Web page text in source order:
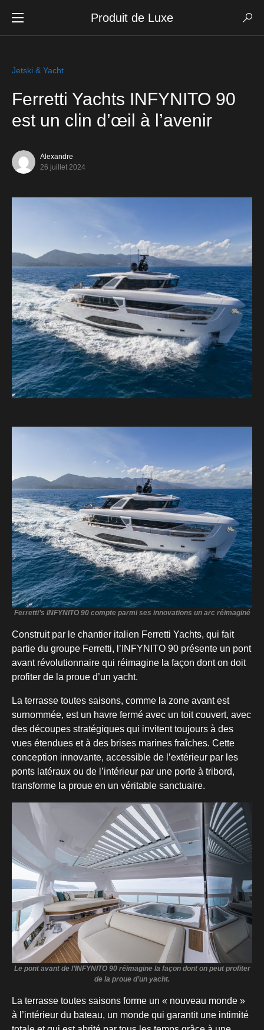
Produit de Luxe
Jetski & Yacht
Ferretti Yachts INFYNITO 90
est un clin d’œil à l’avenir
Alexandre
26 juillet 2024
Ferretti’s INFYNITO 90 compte parmi ses innovations un arc réimaginé
Construit par le chantier italien Ferretti Yachts, qui fait
partie du groupe Ferretti, l’INFYNITO 90 présente un pont
avant révolutionnaire qui réimagine la façon dont on doit
profiter de la proue d’un yacht.
La terrasse toutes saisons, comme la zone avant est
surnommée, est un havre fermé avec un toit couvert, avec
des découpes stratégiques qui invitent toujours à des
vues étendues et à des brises marines fraîches. Cette
conception innovante, accessible de l’extérieur par les
ponts latéraux ou de l’intérieur par une porte à tribord,
transforme la proue en un véritable sanctuaire.
Le pont avant de l’INFYNITO 90 réimagine la façon dont on peut profiter
de la proue d’un yacht.
La terrasse toutes saisons forme un « nouveau monde »
à l’intérieur du bateau, un monde qui garantit une intimité